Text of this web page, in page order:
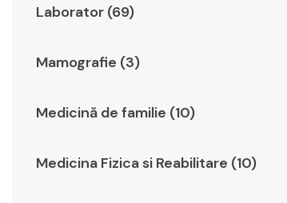
Laborator (69)
Mamografie (3)
Medicină de familie (10)
Medicina Fizica si Reabilitare (10)